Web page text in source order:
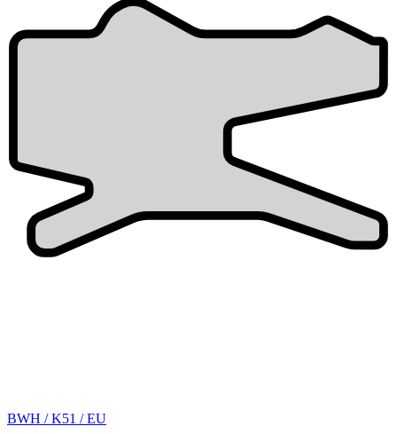
BWH / K51 / EU